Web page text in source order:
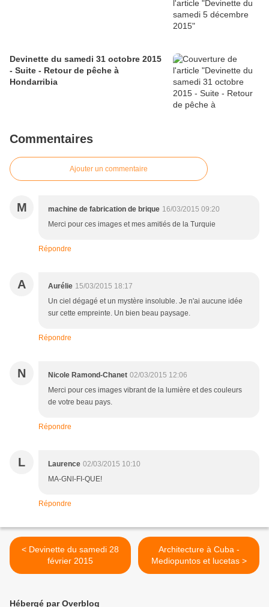
Devinette du samedi 31 octobre 2015
- Suite - Retour de pêche à
Hondarribia
Commentaires
Ajouter un commentaire
M machine de fabrication de brique 16/03/2015 09:20
Merci pour ces images et mes amitiés de la Turquie
Répondre
A Aurélie 15/03/2015 18:17
Un ciel dégagé et un mystère insoluble. Je n'ai aucune idée
sur cette empreinte. Un bien beau paysage.
Répondre
N Nicole Ramond-Chanet 02/03/2015 12:06
Merci pour ces images vibrant de la lumière et des couleurs
de votre beau pays.
Répondre
L Laurence 02/03/2015 10:10
MA-GNI-FI-QUE!
Répondre
< Devinette du samedi 28
février 2015
Architecture à Cuba -
Mediopuntos et lucetas >
Hébergé par Overblog